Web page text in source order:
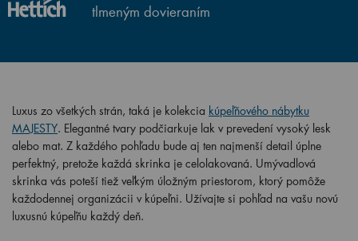
tlmeným dovieraním
Luxus zo všetkých strán, taká je kolekcia kúpeľňového nábytku
MAJESTY. Elegantné tvary podčiarkuje lak v prevedení vysoký lesk
alebo mat. Z každého pohľadu bude aj ten najmenší detail úplne
perfektný, pretože každá skrinka je celolakovaná. Umývadlová
skrinka vás poteší tiež veľkým úložným priestorom, ktorý pomôže
každodennej organizácii v kúpeľni. Užívajte si pohľad na vašu novú
luxusnú kúpeľňu každý deň.